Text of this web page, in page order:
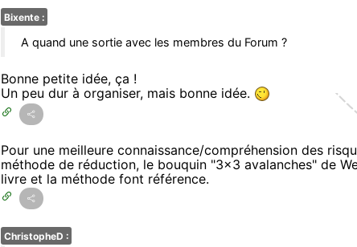
Bixente :
A quand une sortie avec les membres du Forum ?
Bonne petite idée, ça !
Un peu dur à organiser, mais bonne idée.
Pour une meilleure connaissance/compréhension des
méthode de réduction, le bouquin "3x3 avalanches" de
livre et la méthode font référence.
ChristopheD :